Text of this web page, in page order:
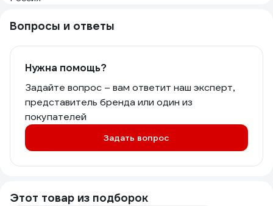
Вопросы и ответы
Нужна помощь?
Задайте вопрос – вам ответит наш эксперт,
представитель бренда или один из
покупателей
Задать вопрос
Этот товар из подборок